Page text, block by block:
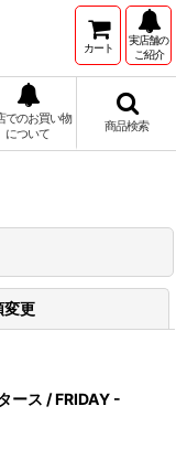
カート
実店舗の
ご紹介
でのお買い物
について
商品検索
変更
ース / FRIDAY -